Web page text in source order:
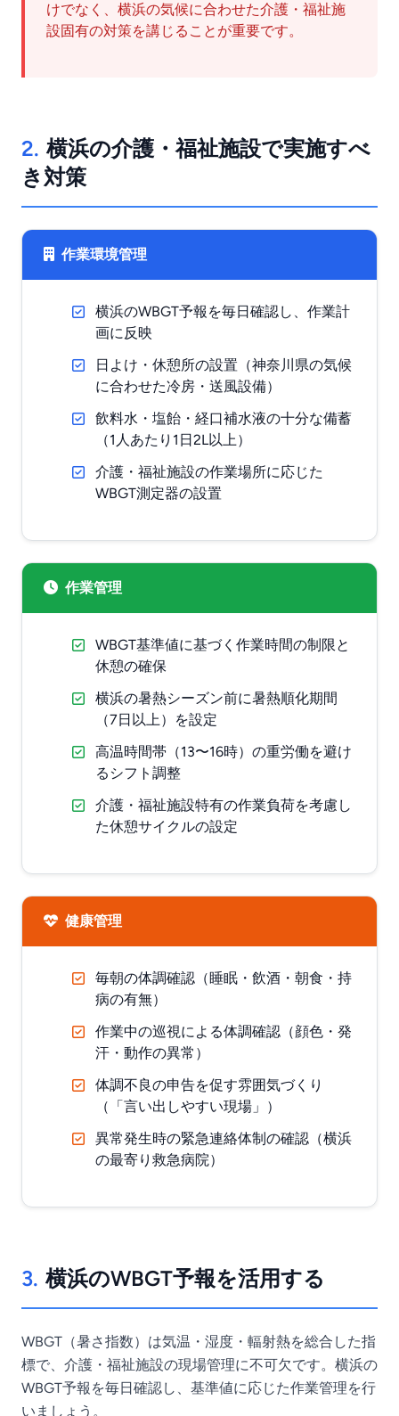
けでなく、横浜の気候に合わせた介護・福祉施
設固有の対策を講じることが重要です。
2. 横浜の介護・福祉施設で実施すべ
き対策
作業環境管理
横浜のWBGT予報を毎日確認し、作業計
画に反映
日よけ・休憩所の設置（神奈川県の気候
に合わせた冷房・送風設備）
飲料水・塩飴・経口補水液の十分な備蓄
（1人あたり1日2L以上）
介護・福祉施設の作業場所に応じた
WBGT測定器の設置
作業管理
WBGT基準値に基づく作業時間の制限と
休憩の確保
横浜の暑熱シーズン前に暑熱順化期間
（7日以上）を設定
高温時間帯（13〜16時）の重労働を避け
るシフト調整
介護・福祉施設特有の作業負荷を考慮し
た休憩サイクルの設定
健康管理
毎朝の体調確認（睡眠・飲酒・朝食・持
病の有無）
作業中の巡視による体調確認（顔色・発
汗・動作の異常）
体調不良の申告を促す雰囲気づくり
（「言い出しやすい現場」）
異常発生時の緊急連絡体制の確認（横浜
の最寄り救急病院）
3. 横浜のWBGT予報を活用する
WBGT（暑さ指数）は気温・湿度・輻射熱を総合した指
標で、介護・福祉施設の現場管理に不可欠です。横浜の
WBGT予報を毎日確認し、基準値に応じた作業管理を行
いましょう。